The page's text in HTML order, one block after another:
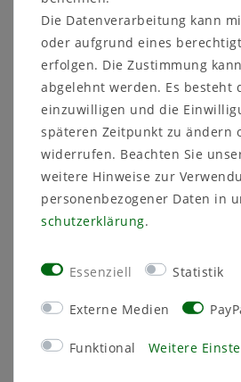
Hersteller:
OVD GmbH Fortschrittstraße 2
OT Singwitz
Deutschland
E-Mail: ovd_gmbh@me.com
EU-Verantwortliche Person:
Krenz Jürgen Fortschrittstraße
Obergurig OT Singwitz
Kontakt:
ovd_gmbh@me.com
Die Datenverarbeitung kann
oder aufgrund eines
erfolgen. Die Zustimmung
abgelehnt werden. Es besteht
einzuwilligen und die
späteren Zeitpunkt zu ändern
widerrufen. Beachten Sie
weitere Hinweise zur
personenbezogener Daten in
schutz­erklärung.
Essenziell Statistik
Externe Medien
Funktional Weitere